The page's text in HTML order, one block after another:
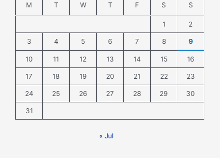
M T W T F S S
1 2
3 4 5 6 7 8 9
10 11 12 13 14 15 16
17 18 19 20 21 22 23
24 25 26 27 28 29 30
31
« Jul